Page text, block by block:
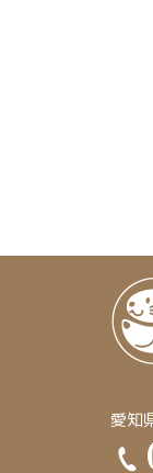
愛知